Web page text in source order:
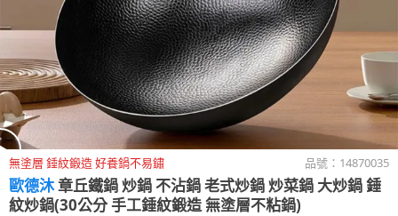
無塗層 錘紋鍛造 好養鍋不易鏽 品號： 14870035
歐德沐章丘鐵鍋 炒鍋 不沾鍋 老式炒鍋 炒菜鍋 大炒鍋 錘
紋炒鍋(30公分 手工錘紋鍛造 無塗層不粘鍋)